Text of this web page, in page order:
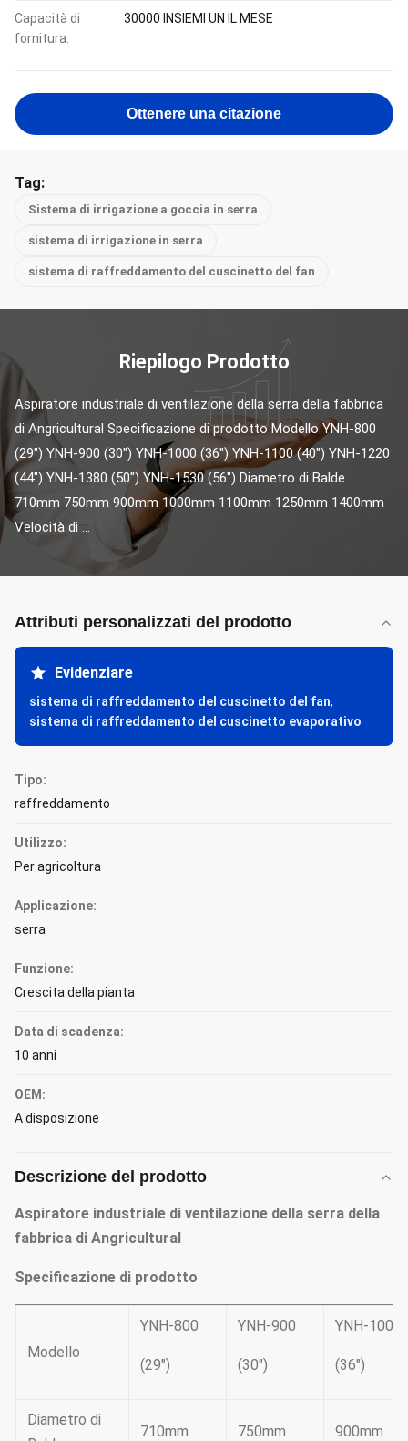
Capacità di
fornitura:
30000 INSIEMI UN IL MESE
Ottenere una citazione
Tag:
Sistema di irrigazione a goccia in serra
sistema di irrigazione in serra
sistema di raffreddamento del cuscinetto del fan
Riepilogo Prodotto
Aspiratore industriale di ventilazione della serra della fabbrica
di Angricultural Specificazione di prodotto Modello YNH-800
(29") YNH-900 (30") YNH-1000 (36") YNH-1100 (40") YNH-1220
(44") YNH-1380 (50") YNH-1530 (56") Diametro di Balde
710mm 750mm 900mm 1000mm 1100mm 1250mm 1400mm
Velocità di ...
Attributi personalizzati del prodotto
Evidenziare
sistema di raffreddamento del cuscinetto del fan,
sistema di raffreddamento del cuscinetto evaporativo
Tipo:
raffreddamento
Utilizzo:
Per agricoltura
Applicazione:
serra
Funzione:
Crescita della pianta
Data di scadenza:
10 anni
OEM:
A disposizione
Descrizione del prodotto
Aspiratore industriale di ventilazione della serra della
fabbrica di Angricultural
Specificazione di prodotto
Modello
YNH-800
(29")
YNH-900
(30")
YNH-1000
(36")
Diametro di
710mm 750mm 900mm